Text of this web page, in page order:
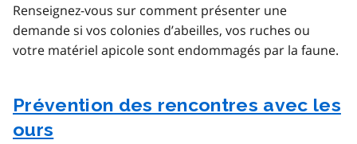
Renseignez-vous sur comment présenter une
demande si vos colonies d’abeilles, vos ruches ou
votre matériel apicole sont endommagés par la faune.
Prévention des rencontres avec les
ours